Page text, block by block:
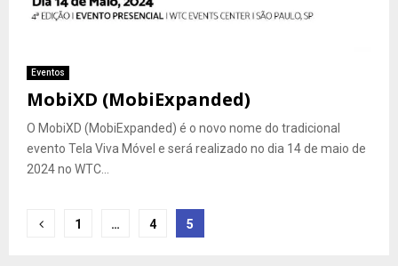
Eventos
MobiXD (MobiExpanded)
O MobiXD (MobiExpanded) é o novo nome do tradicional
evento Tela Viva Móvel e será realizado no dia 14 de maio de
2024 no WTC...
Navegação
1 … 4 5